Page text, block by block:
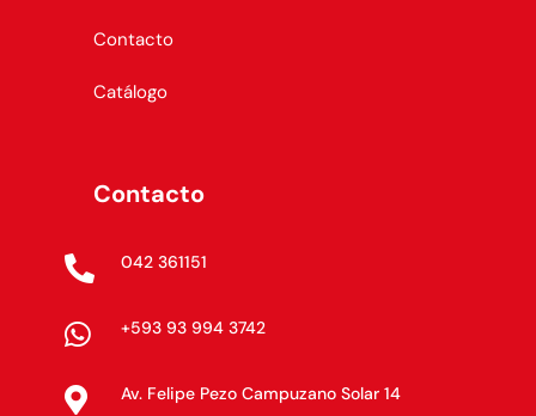
Contacto
Catálogo
Contacto
 042 361151
 +593 93 994 3742
 Av. Felipe Pezo Campuzano Solar 14